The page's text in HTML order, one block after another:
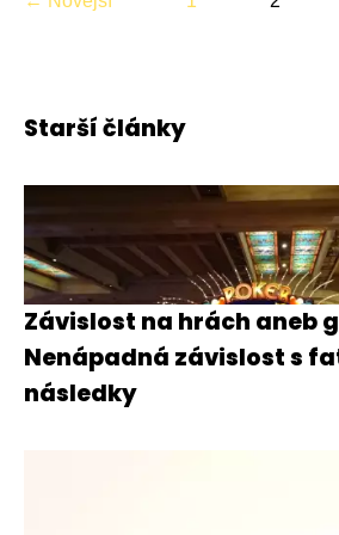
Starší články
Závislost na hrách aneb
Nenápadná závislost s
následky